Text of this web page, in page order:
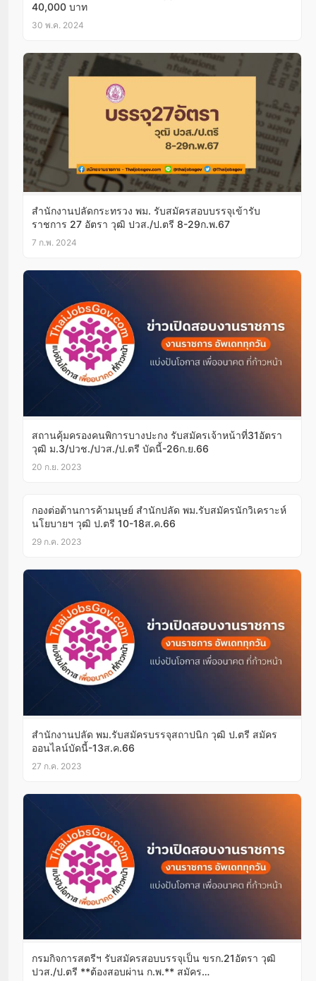
40,000 บาท
30 พ.ค. 2024
สํานักงานปลัดกระทรวง พม. รับสมัครสอบบรรจุเข้ารับ
ราชการ 27 อัตรา วุฒิ ปวส./ป.ตรี 8-29ก.พ.67
7 ก.พ. 2024
สถานคุ้มครองคนพิการบางปะกง รับสมัครเจ้าหน้าที่31อัตรา
วุฒิ ม.3/ปวช./ปวส./ป.ตรี บัดนี้-26ก.ย.66
20 ก.ย. 2023
กองต่อต้านการค้ามนุษย์ สำนักปลัด พม.รับสมัครนักวิเคราะห์
นโยบายฯ วุฒิ ป.ตรี 10-18ส.ค.66
29 ก.ค. 2023
สำนักงานปลัด พม.รับสมัครบรรจุสถาปนิก วุฒิ ป.ตรี สมัคร
ออนไลน์บัดนี้-13ส.ค.66
27 ก.ค. 2023
กรมกิจการสตรีฯ รับสมัครสอบบรรจุเป็น ขรก.21อัตรา วุฒิ
ปวส./ป.ตรี **ต้องสอบผ่าน ก.พ.** สมัคร